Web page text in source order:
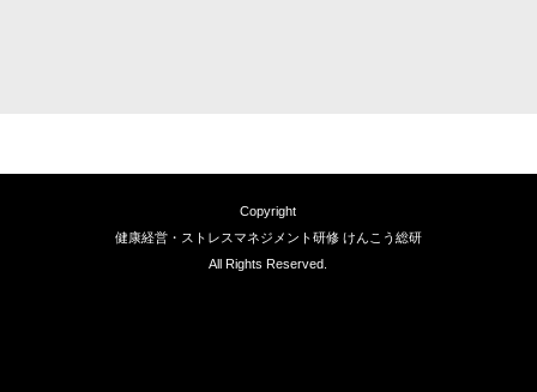
Copyright
健康経営・ストレスマネジメント研修 けんこう総研
All Rights Reserved.